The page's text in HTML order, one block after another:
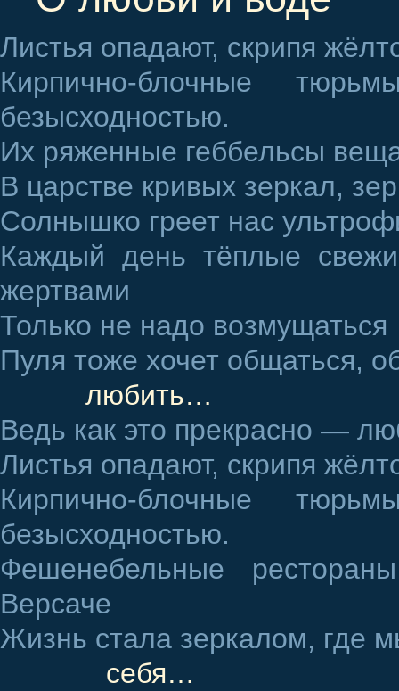
Листья опадают, скрипя
Кирпично-блочные
безысходностью.
Их ряженные геббельсы
В царстве кривых зеркал,
Солнышко греет нас
Каждый день тёплые
жертвами
Только не надо возмущаться
Пуля тоже хочет общаться,
любить…
Ведь как это прекрасно —
Листья опадают, скрипя
Кирпично-блочные
безысходностью.
Фешенебельные
Версаче
Жизнь стала зеркалом, где
себя…